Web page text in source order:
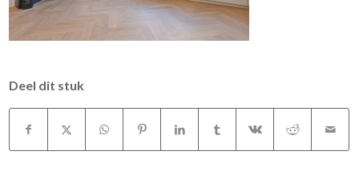
Deel dit stuk